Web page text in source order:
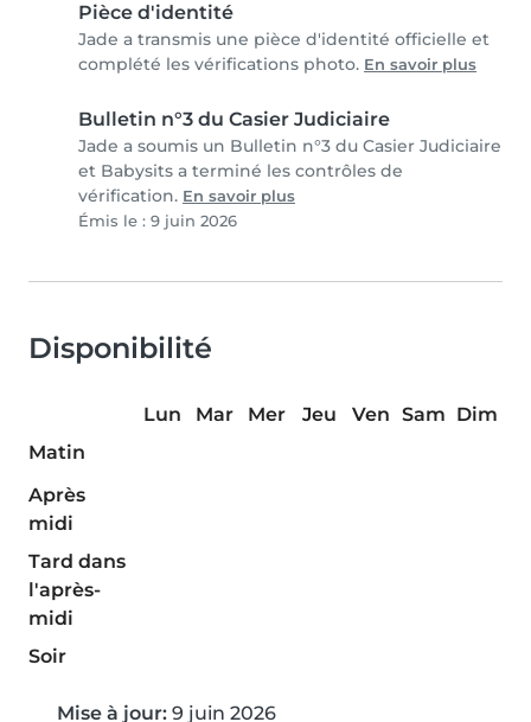
Pièce d'identité
Jade a transmis une pièce d'identité officielle et
complété les vérifications photo. En savoir plus
Bulletin n°3 du Casier Judiciaire
Jade a soumis un Bulletin n°3 du Casier Judiciaire
et Babysits a terminé les contrôles de
vérification. En savoir plus
Émis le : 9 juin 2026
Disponibilité
Lun Mar Mer Jeu Ven Sam Dim
Matin
Après
midi
Tard dans
l'après-
midi
Soir
Mise à jour: 9 juin 2026